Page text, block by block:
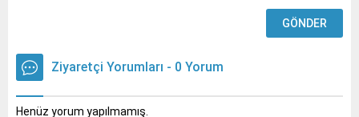
Ziyaretçi Yorumları - 0 Yorum
Henüz yorum yapılmamış.